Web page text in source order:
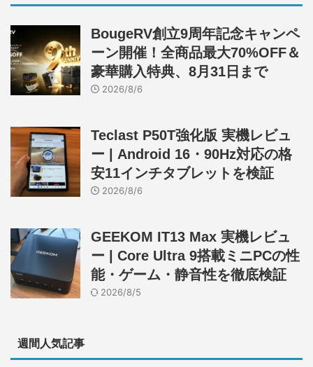
BougeRV創立9周年記念キャンペ
ーン開催！全商品最大70%OFF＆
豪華購入特典、8月31日まで
2026/8/6
Teclast P50T強化版 実機レビュ
ー | Android 16・90Hz対応の格
安11インチタブレットを検証
2026/8/6
GEEKOM IT13 Max 実機レビュ
ー | Core Ultra 9搭載ミニPCの性
能・ゲーム・静音性を徹底検証
2026/8/5
週間人気記事